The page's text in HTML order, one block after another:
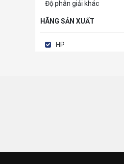
Độ phân giải khác
HÃNG SẢN XUẤT
HP